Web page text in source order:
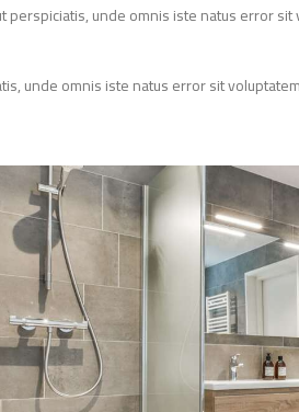
ut perspiciatis, unde omnis iste natus error
unde omnis iste natus error sit